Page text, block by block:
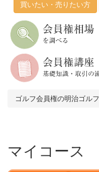
買いたい・売りたい方
ゴルフ会員権の明治ゴルフ
マイコース